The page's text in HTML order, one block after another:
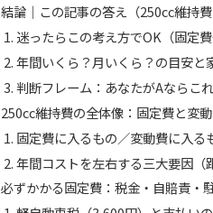
結論｜この記事の答え（250cc維持費
迷ったらこの考え方でOK（固定
年間いくら？月いくら？の目安と
判断フレーム：あなたがAならこ
250cc維持費の全体像：固定費と変
固定費に入るもの／変動費に入る
年間コストを左右する三大要因（
必ずかかる固定費：税金・自賠責・